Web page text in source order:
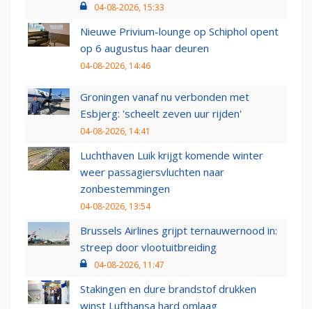
04-08-2026, 15:33
Nieuwe Privium-lounge op Schiphol opent
op 6 augustus haar deuren
04-08-2026, 14:46
Groningen vanaf nu verbonden met
Esbjerg: 'scheelt zeven uur rijden'
04-08-2026, 14:41
Luchthaven Luik krijgt komende winter
weer passagiersvluchten naar
zonbestemmingen
04-08-2026, 13:54
Brussels Airlines grijpt ternauwernood in:
streep door vlootuitbreiding
04-08-2026, 11:47
Stakingen en dure brandstof drukken
winst Lufthansa hard omlaag